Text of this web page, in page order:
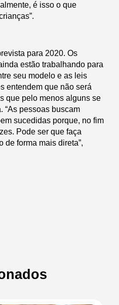
é isso o que
para 2020. Os
estão trabalhando para
seu modelo e as leis
entendem que não será
que pelo menos alguns se
“As pessoas buscam
sucedidas porque, no fim
Pode ser que faça
de forma mais direta”,